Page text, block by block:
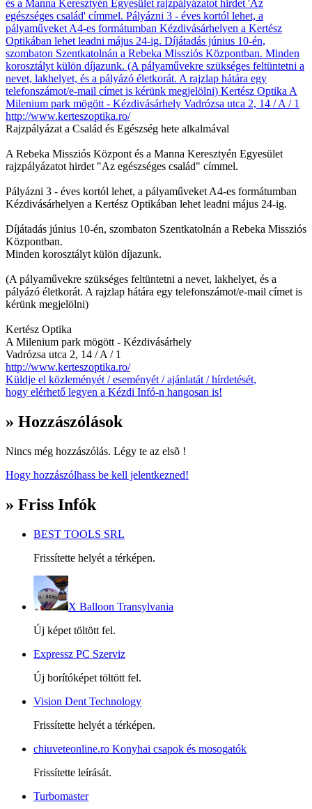
Rajzpályázat a Család és Egészség hete alkalmával
A Rebeka Missziós Központ és a Manna Keresztyén Egyesület
rajzpályázatot hirdet "Az egészséges család" címmel.
Pályázni 3 - éves kortól lehet, a pályaműveket A4-es formátumban
Kézdivásárhelyen a Kertész Optikában lehet leadni május 24-ig.
Díjátadás június 10-én, szombaton Szentkatolnán a Rebeka Missziós
Központban.
Minden korosztályt külön díjazunk.
(A pályaművekre szükséges feltüntetni a nevet, lakhelyet, és a
pályázó életkorát. A rajzlap hátára egy telefonszámot/e-mail címet is
kérünk megjelölni)
Kertész Optika
A Milenium park mögött - Kézdivásárhely
Vadrózsa utca 2, 14 / A / 1
http://www.kerteszoptika.ro/
Küldje el közleményét / eseményét / ajánlatát / hírdetését,
hogy elérhető legyen a Kézdi Infó-n hangosan is!
» Hozzászólások
Nincs még hozzászólás. Légy te az elsõ !
Hogy hozzászólhass be kell jelentkezned!
» Friss Infók
BEST TOOLS SRL
Frissítette helyét a térképen.
X Balloon Transylvania
Új képet töltött fel.
Expressz PC Szerviz
Új borítóképet töltött fel.
Vision Dent Technology
Frissítette helyét a térképen.
chiuveteonline.ro Konyhai csapok és mosogatók
Frissítette leírását.
Turbomaster